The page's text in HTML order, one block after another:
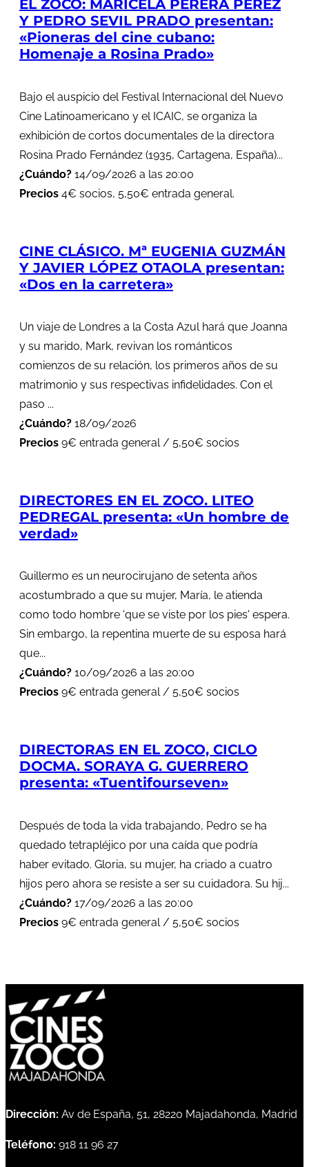
EL ZOCO: MARICELA PERERA PÉREZ
Y PEDRO SEVIL PRADO presentan:
«Pioneras del cine cubano:
Homenaje a Rosina Prado»
Bajo el auspicio del Festival Internacional del Nuevo
Cine Latinoamericano y el ICAIC, se organiza la
exhibición de cortos documentales de la directora
Rosina Prado Fernández (1935, Cartagena, España)...
¿Cuándo? 14/09/2026 a las 20:00
Precios 4€ socios, 5,50€ entrada general.
CINE CLÁSICO. Mª EUGENIA GUZMÁN
Y JAVIER LÓPEZ OTAOLA presentan:
«Dos en la carretera»
Un viaje de Londres a la Costa Azul hará que Joanna
y su marido, Mark, revivan los románticos
comienzos de su relación, los primeros años de su
matrimonio y sus respectivas infidelidades. Con el
paso ...
¿Cuándo? 18/09/2026
Precios 9€ entrada general / 5,50€ socios
DIRECTORES EN EL ZOCO. LITEO
PEDREGAL presenta: «Un hombre de
verdad»
Guillermo es un neurocirujano de setenta años
acostumbrado a que su mujer, María, le atienda
como todo hombre 'que se viste por los pies' espera.
Sin embargo, la repentina muerte de su esposa hará
que...
¿Cuándo? 10/09/2026 a las 20:00
Precios 9€ entrada general / 5,50€ socios
DIRECTORAS EN EL ZOCO, CICLO
DOCMA. SORAYA G. GUERRERO
presenta: «Tuentifourseven»
Después de toda la vida trabajando, Pedro se ha
quedado tetrapléjico por una caída que podría
haber evitado. Gloria, su mujer, ha criado a cuatro
hijos pero ahora se resiste a ser su cuidadora. Su hij...
¿Cuándo? 17/09/2026 a las 20:00
Precios 9€ entrada general / 5,50€ socios
Dirección: Av de España, 51, 28220 Majadahonda, Madrid
Teléfono: 918 11 96 27